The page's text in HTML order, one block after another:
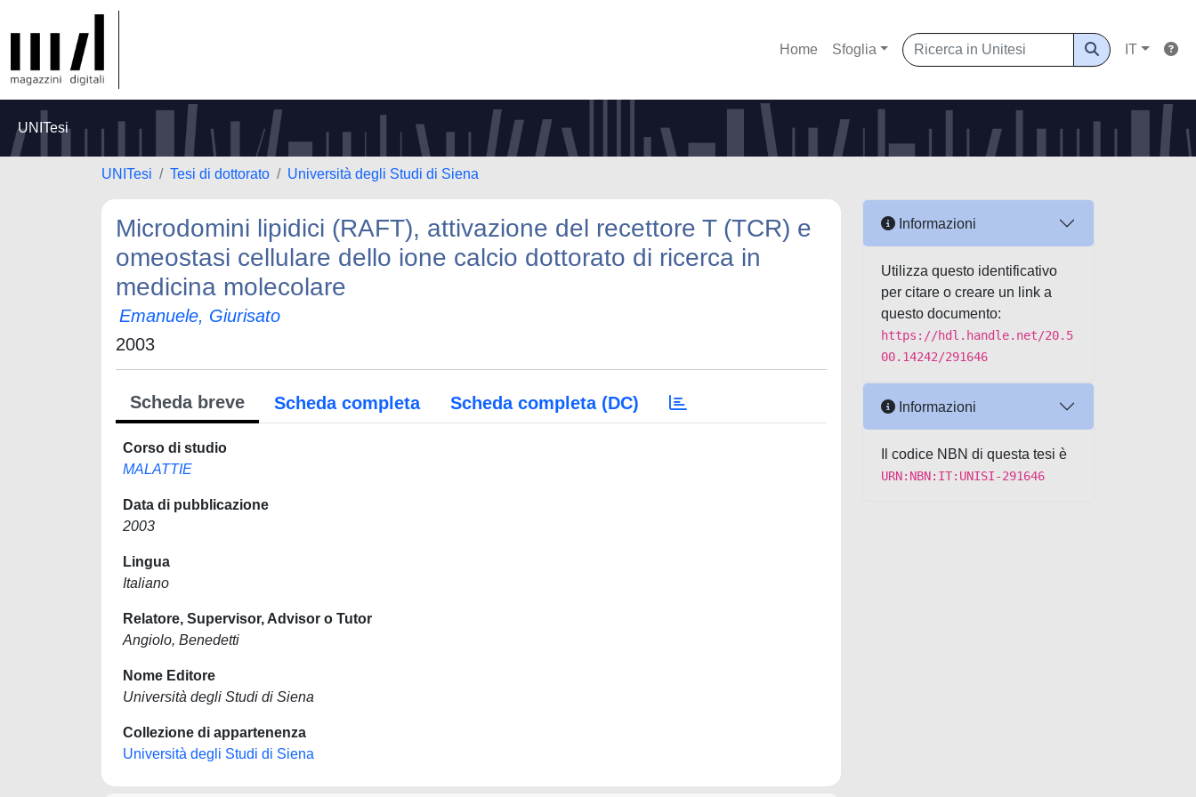
Home Sfoglia IT
UNITesi
UNITesi Tesi di dottorato Università degli Studi di Siena
Microdomini lipidici (RAFT), attivazione del recettore T (TCR) e
omeostasi cellulare dello ione calcio dottorato di ricerca in
medicina molecolare
Emanuele, Giurisato
2003
Scheda breve Scheda completa Scheda completa (DC)
Corso di studio
MALATTIE
Data di pubblicazione
2003
Lingua
Italiano
Relatore, Supervisor, Advisor o Tutor
Angiolo, Benedetti
Nome Editore
Università degli Studi di Siena
Collezione di appartenenza
Università degli Studi di Siena
Informazioni
Utilizza questo identificativo
per citare o creare un link a
questo documento:
https://hdl.handle.net/20.5
00.14242/291646
Informazioni
Il codice NBN di questa tesi è
URN:NBN:IT:UNISI-291646